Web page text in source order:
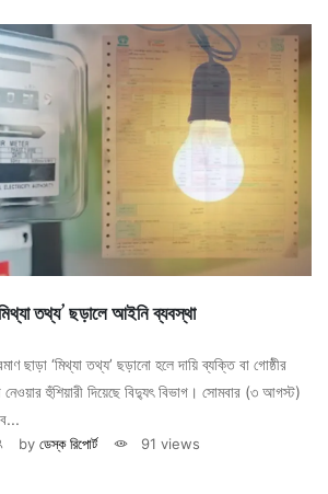
তথ্য’ ছড়ালে আইনি ব্যবস্থা
ছাড়া ‘মিথ্যা তথ্য’ ছড়ানো হলে দায়ি ব্যক্তি বা গোষ্ঠীর
হুঁশিয়ারী দিয়েছে বিদ্যুৎ বিভাগ। সোমবার (৩ আগস্ট)
by ডেস্ক রিপোর্ট 91 views